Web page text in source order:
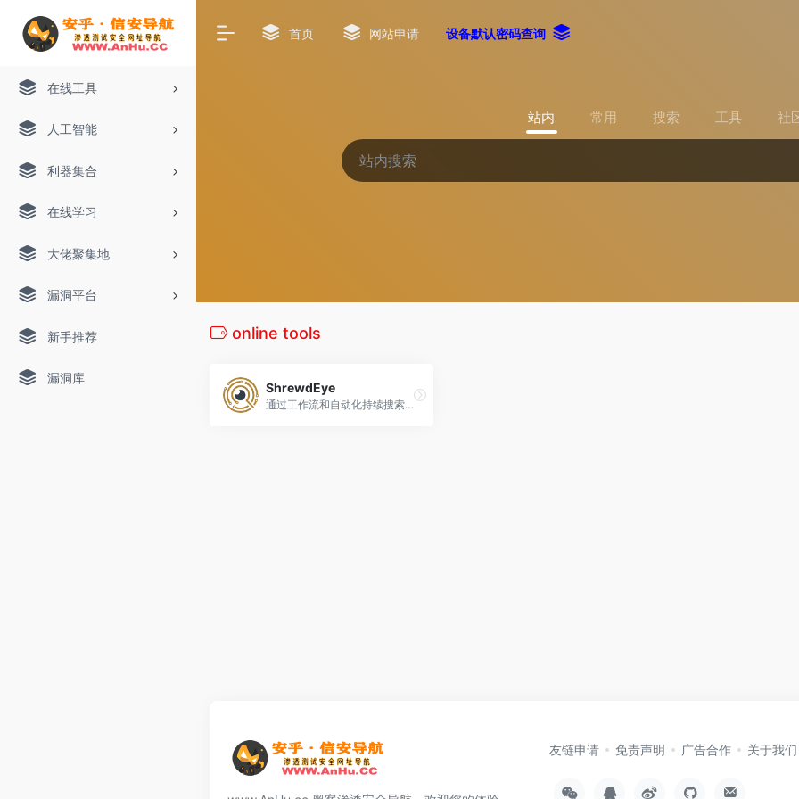
在线工具
人工智能
利器集合
在线学习
大佬聚集地
漏洞平台
新手推荐
漏洞库
首页 网站申请 设备默认密码查询
站内 常用 搜索 工具 社
online tools
ShrewdEye
通过工作流和自动化持续搜索漏洞
友链申请 免责声明 广告合作 关于我们